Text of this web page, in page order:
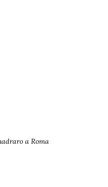
a Roma